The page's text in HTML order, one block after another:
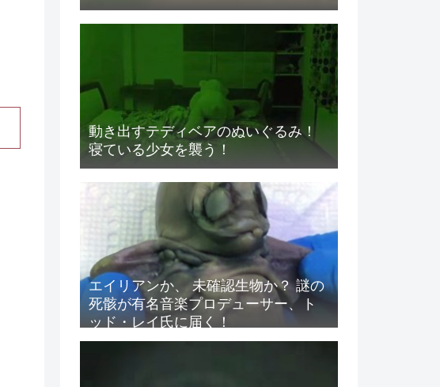
動き出すテディベアのぬいぐるみ！
寝ている少女を襲う！
エイリアンか、 未確認生物か？ 謎の
死骸が有名音楽プロデューサー、ト
ッド・レイ氏に届く！